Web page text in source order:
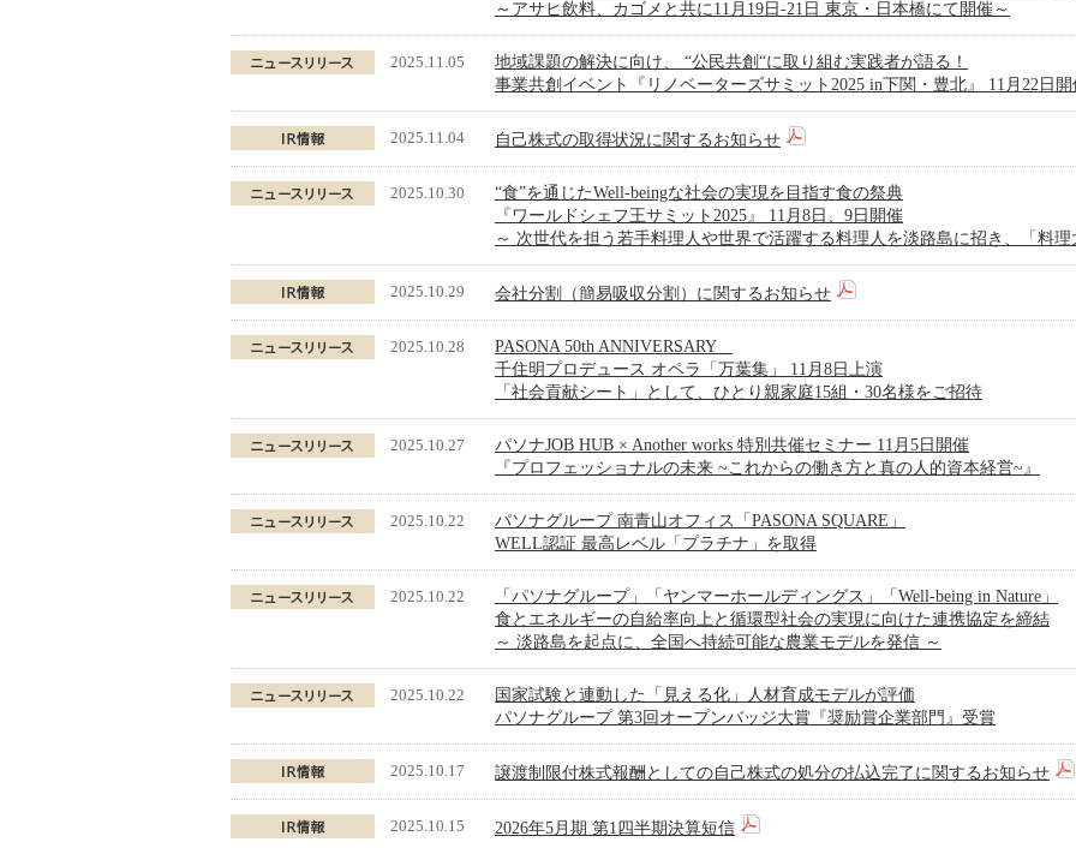
～アサヒ飲料、カゴメと共に11月19日-21日 東京・日本橋にて開催～
2025.11.05
地域課題の解決に向け、 “公民共創“に取り組む実践者が語る！
事業共創イベント『リノベーターズサミット2025 in下関・豊北』 11月22日開
2025.11.04 自己株式の取得状況に関するお知らせ
2025.10.30
“食”を通じたWell-beingな社会の実現を目指す食の祭典
『ワールドシェフ王サミット2025』 11月8日、9日開催
～ 次世代を担う若手料理人や世界で活躍する料理人を淡路島に招き、「料
2025.10.29 会社分割（簡易吸収分割）に関するお知らせ
2025.10.28
PASONA 50th ANNIVERSARY
千住明プロデュース オペラ「万葉集」 11月8日上演
「社会貢献シート」として、ひとり親家庭15組・30名様をご招待
2025.10.27
パソナJOB HUB × Another works 特別共催セミナー 11月5日開催
『プロフェッショナルの未来 ~これからの働き方と真の人的資本経営~』
2025.10.22
パソナグループ 南青山オフィス「PASONA SQUARE」
WELL認証 最高レベル「プラチナ」を取得
2025.10.22
「パソナグループ」「ヤンマーホールディングス」「Well-being in Nature」
食とエネルギーの自給率向上と循環型社会の実現に向けた連携協定を締結
～ 淡路島を起点に、全国へ持続可能な農業モデルを発信 ～
2025.10.22
国家試験と連動した「見える化」人材育成モデルが評価
パソナグループ 第3回オープンバッジ大賞『奨励賞企業部門』受賞
2025.10.17 譲渡制限付株式報酬としての自己株式の処分の払込完了に関するお知らせ
2025.10.15 2026年5月期 第1四半期決算短信